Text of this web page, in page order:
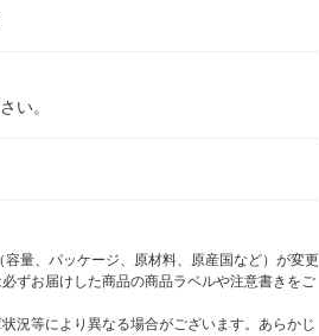
い。
量、パッケージ、原材料、原産国など）が変更
ずお届けした商品の商品ラベルや注意書きをご
況等により異なる場合がございます。あらかじ